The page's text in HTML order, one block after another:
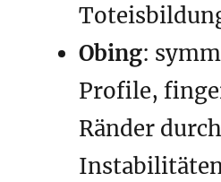
Obing:
Profile,
Ränder durch